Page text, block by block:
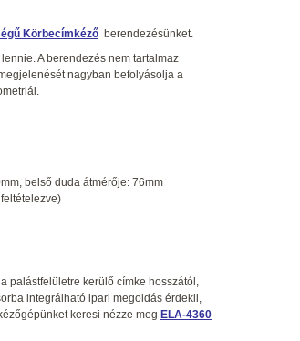
Körbecímkéző berendezésünket.
A berendezés nem tartalmaz
nagyban befolyásolja a
belső duda átmérője: 76mm
palástfelületre kerülő címke hosszától,
integrálható ipari megoldás érdekli,
keresi nézze meg ELA-4360